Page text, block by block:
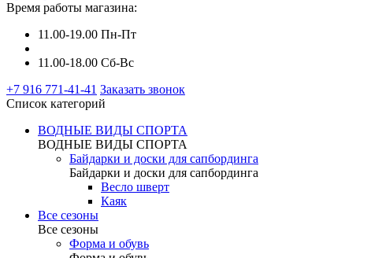
Время работы магазина:
11.00-19.00 Пн-Пт
11.00-18.00 Сб-Вс
+7 916 771-41-41 Заказать звонок
Список категорий
ВОДНЫЕ ВИДЫ СПОРТА
ВОДНЫЕ ВИДЫ СПОРТА
Байдарки и доски для сапбординга
Байдарки и доски для сапбординга
Весло шверт
Каяк
Все сезоны
Все сезоны
Форма и обувь